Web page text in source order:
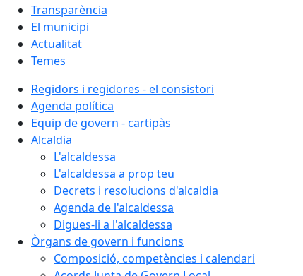
Transparència
El municipi
Actualitat
Temes
Regidors i regidores - el consistori
Agenda política
Equip de govern - cartipàs
Alcaldia
L'alcaldessa
L'alcaldessa a prop teu
Decrets i resolucions d'alcaldia
Agenda de l'alcaldessa
Digues-li a l'alcaldessa
Òrgans de govern i funcions
Composició, competències i calendari